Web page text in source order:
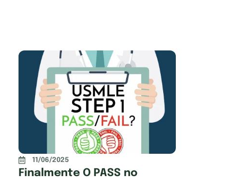
11/06/2025
Finalmente O PASS no